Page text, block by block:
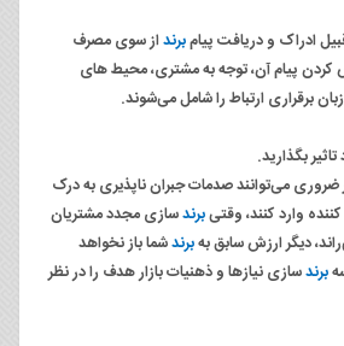
ادراک و دریافت پیامبرنداز سوی مصرف
کردن پیام آن، توجه به مشتری، محیط های
برقراری ارتباط را شامل می‌شوند.
بگذارید.
می‌توانند صدمات جبران ناپذیری به درک
وارد کنند، وقتیبرندسازی مجدد مشتریان
دیگر ارزش سابق بهبرندشما باز نخواهد
برندسازی نیازها و ذهنیات بازار هدف را در نظر